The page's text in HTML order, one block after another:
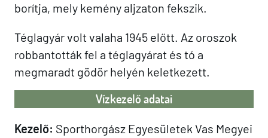
borítja, mely kemény aljzaton fekszik.
Téglagyár volt valaha 1945 előtt. Az oroszok
robbantották fel a téglagyárat és tó a
megmaradt gödör helyén keletkezett.
Vízkezelő adatai
Kezelő: Sporthorgász Egyesületek Vas Megyei